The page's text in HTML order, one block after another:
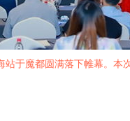
于魔都圆满落下帷幕。